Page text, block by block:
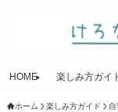
HOME 楽しみ方ガイ
ホーム 楽しみ方ガイド